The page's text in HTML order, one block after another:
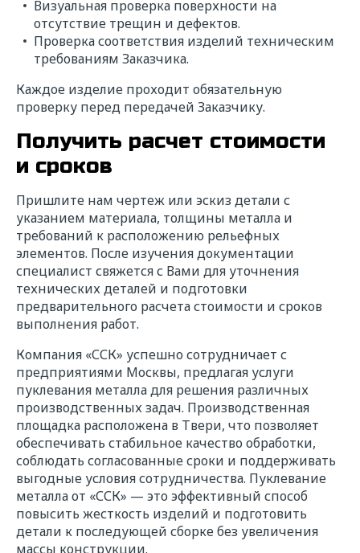
Визуальная проверка поверхности на
отсутствие трещин и дефектов.
Проверка соответствия изделий техническим
требованиям Заказчика.
Каждое изделие проходит обязательную
проверку перед передачей Заказчику.
Получить расчет стоимости
и сроков
Пришлите нам чертеж или эскиз детали с
указанием материала, толщины металла и
требований к расположению рельефных
элементов. После изучения документации
специалист свяжется с Вами для уточнения
технических деталей и подготовки
предварительного расчета стоимости и сроков
выполнения работ.
Компания «ССК» успешно сотрудничает с
предприятиями Москвы, предлагая услуги
пуклевания металла для решения различных
производственных задач. Производственная
площадка расположена в Твери, что позволяет
обеспечивать стабильное качество обработки,
соблюдать согласованные сроки и поддерживать
выгодные условия сотрудничества. Пуклевание
металла от «ССК» — это эффективный способ
повысить жесткость изделий и подготовить
детали к последующей сборке без увеличения
массы конструкции.